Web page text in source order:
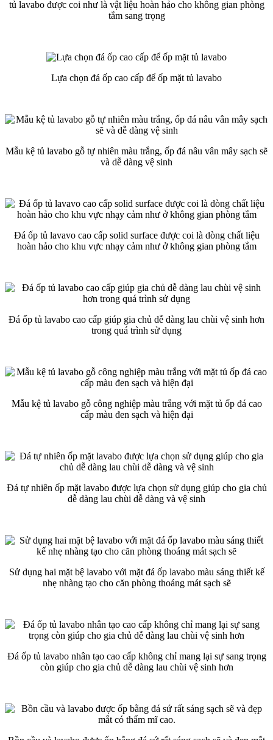
tủ lavabo được coi như là vật liệu hoàn hảo cho không gian phòng
tắm sang trọng
Lựa chọn đá ốp cao cấp để ốp mặt tủ lavabo
Mẫu kệ tủ lavabo gỗ tự nhiên màu trắng, ốp đá nâu vân mây sạch sẽ
và dễ dàng vệ sinh
Đá ốp tủ lavavo cao cấp solid surface được coi là dòng chất liệu
hoàn hảo cho khu vực nhạy cảm như ở không gian phòng tắm
Đá ốp tủ lavabo cao cấp giúp gia chủ dễ dàng lau chùi vệ sinh hơn
trong quá trình sử dụng
Mẫu kệ tủ lavabo gỗ công nghiệp màu trắng với mặt tủ ốp đá cao
cấp màu đen sạch và hiện đại
Đá tự nhiên ốp mặt lavabo được lựa chọn sử dụng giúp cho gia chủ
dễ dàng lau chùi dễ dàng và vệ sinh
Sử dụng hai mặt bệ lavabo với mặt đá ốp lavabo màu sáng thiết kế
nhẹ nhàng tạo cho căn phòng thoáng mát sạch sẽ
Đá ốp tủ lavabo nhân tạo cao cấp không chỉ mang lại sự sang trọng
còn giúp cho gia chủ dễ dàng lau chùi vệ sinh hơn